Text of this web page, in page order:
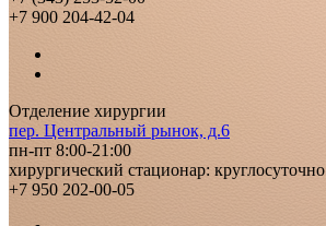
+7 900 204-42-04
Отделение хирургии
пер. Центральный рынок, д.6
пн-пт 8:00-21:00
хирургический стационар: круглосуточно
+7 950 202-00-05